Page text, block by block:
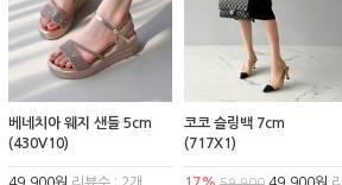
베네치아 웨지 샌들 5cm
(430V10)
코코 슬링백 7cm
(717X1)